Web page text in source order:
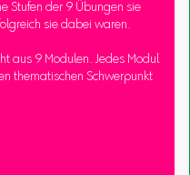
Stufen der 9 Übungen sie
sie dabei waren.
aus 9 Modulen. Jedes Modul
thematischen Schwerpunkt